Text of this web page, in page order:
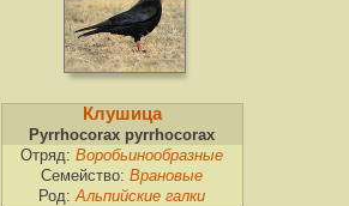
Клушица
Pyrrhocorax pyrrhocorax
Отряд: Воробьинообразные
Семейство: Врановые
Род: Альпийские галки